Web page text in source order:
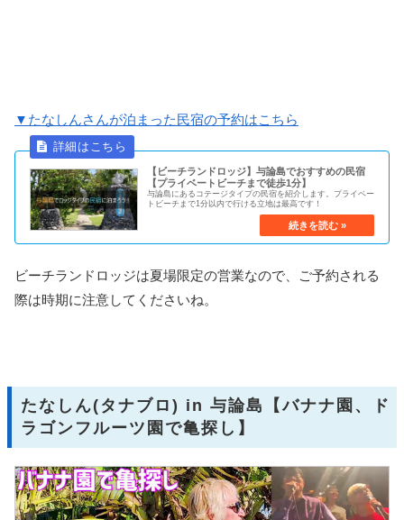
▼たなしんさんが泊まった民宿の予約はこちら
【ビーチランドロッジ】与論島でおすすめの民宿
【プライベートビーチまで徒歩1分】
与論島にあるコテージタイプの民宿を紹介します。プライベー
トビーチまで1分以内で行ける立地は最高です！
ビーチランドロッジは夏場限定の営業なので、ご予約される
際は時期に注意してくださいね。
たなしん(タナブロ) in 与論島【バナナ園、ド
ラゴンフルーツ園で亀探し】